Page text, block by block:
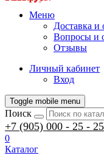
Меню
Доставка и
Вопросы и
Отзывы
Личный кабинет
Вход
Toggle mobile menu
Поиск
+7 (905) 000 - 25 - 25
0
Каталог